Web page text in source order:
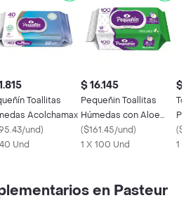
Toallitas
Acolchamax
und)
Und
$ 16.145
Pequeñin Toallitas
Húmedas con Aloe
Natural
($161.45/und)
1 X 100 Und
$
X
(
1 X
en Pasteur